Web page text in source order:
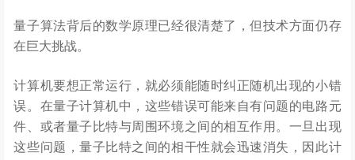
量子算法背后的数学原理已经很清楚了，但技术方面仍存
在巨大挑战。
计算机要想正常运行，就必须能随时纠正随机出现的小错
误。在量子计算机中，这些错误可能来自有问题的电路元
件、或者量子比特与周围环境之间的相互作用。一旦出现
这些问题，量子比特之间的相干性就会迅速消失，因此计